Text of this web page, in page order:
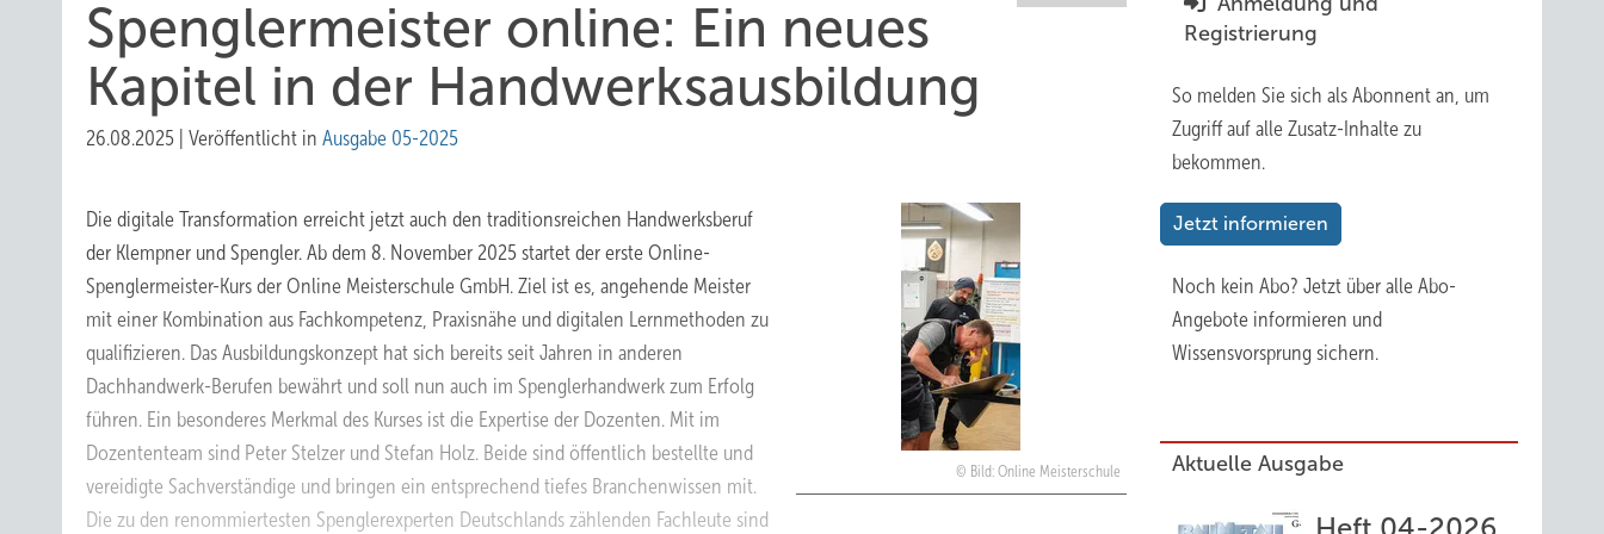
Spenglermeister online: Ein neues
Kapitel in der Handwerksausbildung
26.08.2025 Veröffentlicht in Ausgabe 05-2025
Bild: Online Meisterschule
Die digitale Transformation erreicht jetzt auch den traditionsreichen Handwerksberuf
der Klempner und Spengler. Ab dem 8. November 2025 startet der erste Online-
Spenglermeister-Kurs der Online Meisterschule GmbH. Ziel ist es, angehende Meister
mit einer Kombination aus Fachkompetenz, Praxisnähe und digitalen Lernmethoden zu
qualifizieren. Das Ausbildungskonzept hat sich bereits seit Jahren in anderen
Dachhandwerk-Berufen bewährt und soll nun auch im Spenglerhandwerk zum Erfolg
führen. Ein besonderes Merkmal des Kurses ist die Expertise der Dozenten. Mit im
Dozententeam sind Peter Stelzer und Stefan Holz. Beide sind öffentlich bestellte und
vereidigte Sachverständige und bringen ein entsprechend tiefes Branchenwissen mit.
Die zu den renommiertesten Spenglerexperten Deutschlands zählenden Fachleute sind
Registrierung
So melden Sie sich als Abonnent an, um
Zugriff auf alle Zusatz-Inhalte zu
bekommen.
Jetzt informieren
Noch kein Abo? Jetzt über alle Abo-
Angebote informieren und
Wissensvorsprung sichern.
Aktuelle Ausgabe